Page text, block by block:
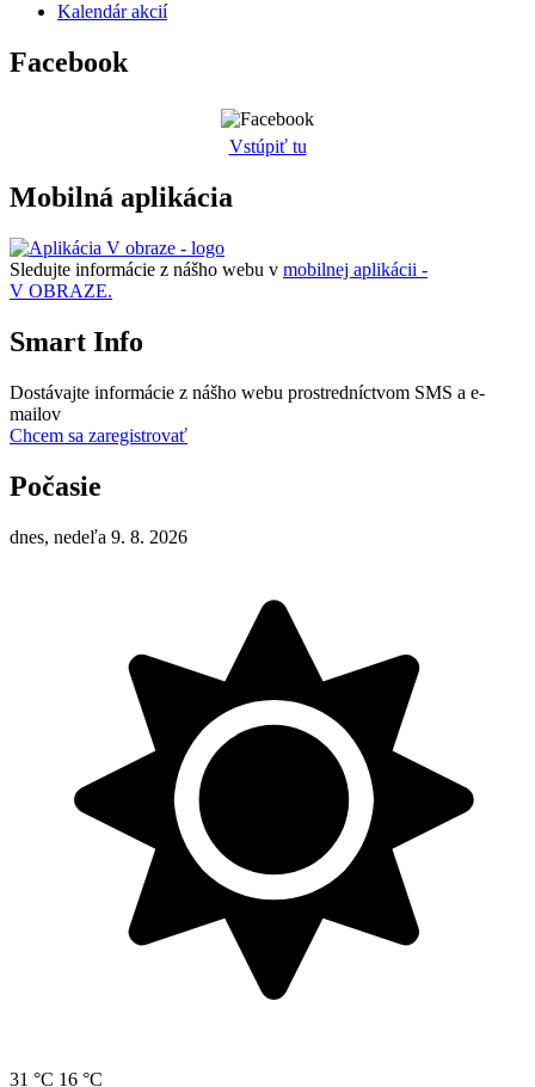
Kalendár akcií
Facebook
Vstúpiť tu
Mobilná aplikácia
Sledujte informácie z nášho webu v mobilnej aplikácii -
V OBRAZE.
Smart Info
Dostávajte informácie z nášho webu prostredníctvom SMS a e-
mailov
Chcem sa zaregistrovať
Počasie
dnes, nedeľa 9. 8. 2026
31 °C 16 °C